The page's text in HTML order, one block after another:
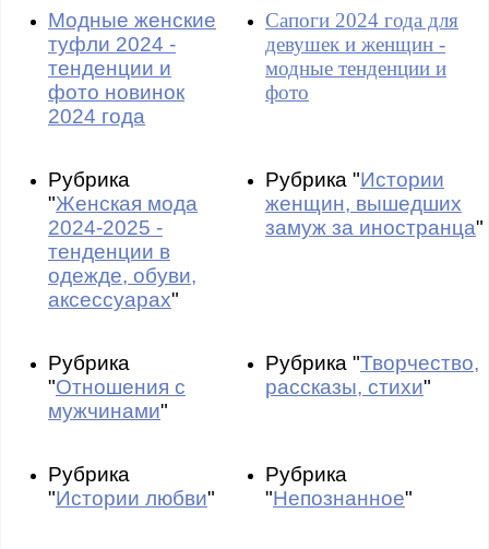
Модные женские
туфли 2024 -
тенденции и
фото новинок
2024 года
Сапоги 2024 года для
девушек и женщин -
модные тенденции и
фото
Рубрика
"Женская мода
2024-2025 -
тенденции в
одежде, обуви,
аксессуарах"
Рубрика "Истории
женщин, вышедших
замуж за иностранца"
Рубрика
"Отношения с
мужчинами"
Рубрика "Творчество,
рассказы, стихи"
Рубрика
"Истории любви"
Рубрика
"Непознанное"